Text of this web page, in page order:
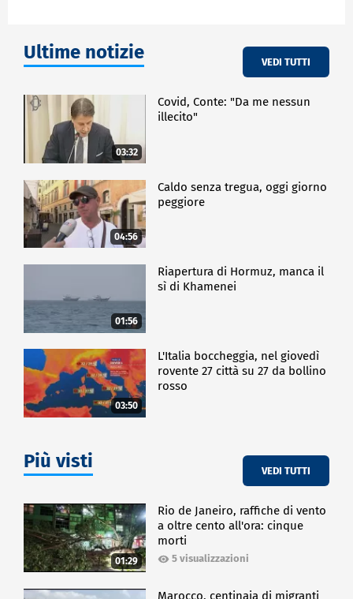
Ultime notizie VEDI TUTTI
03:32
Covid, Conte: "Da me nessun
illecito"
04:56
Caldo senza tregua, oggi giorno
peggiore
01:56
Riapertura di Hormuz, manca il
sì di Khamenei
03:50
L'Italia boccheggia, nel giovedì
rovente 27 città su 27 da bollino
rosso
Più visti VEDI TUTTI
01:29
Rio de Janeiro, raffiche di vento
a oltre cento all'ora: cinque
morti
5 visualizzazioni
Marocco, centinaia di migranti